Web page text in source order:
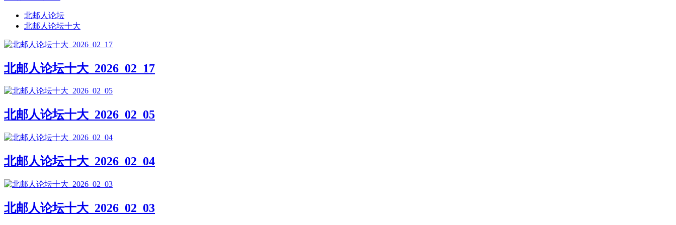
北邮人论坛
北邮人论坛十大
北邮人论坛十大_2026_02_17
北邮人论坛十大_2026_02_05
北邮人论坛十大_2026_02_04
北邮人论坛十大_2026_02_03